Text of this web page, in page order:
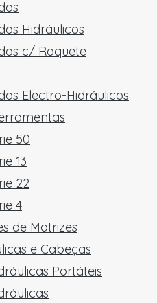
Hidráulicos
c/ Roquete
Electro-Hidráulicos
50
13
22
4
de Matrizes
e Cabeças
Portáteis